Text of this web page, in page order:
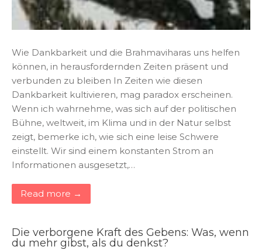
Wie Dankbarkeit und die Brahmaviharas uns helfen
können, in herausfordernden Zeiten präsent und
verbunden zu bleiben In Zeiten wie diesen
Dankbarkeit kultivieren, mag paradox erscheinen.
Wenn ich wahrnehme, was sich auf der politischen
Bühne, weltweit, im Klima und in der Natur selbst
zeigt, bemerke ich, wie sich eine leise Schwere
einstellt. Wir sind einem konstanten Strom an
Informationen ausgesetzt,…
Read more →
Die verborgene Kraft des Gebens: Was, wenn
du mehr gibst, als du denkst?